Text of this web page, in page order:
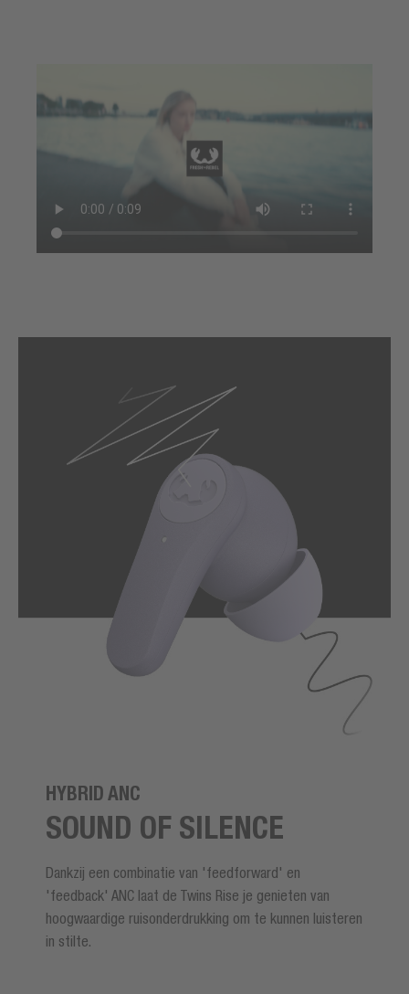
HYBRID ANC
SOUND OF SILENCE
Dankzij een combinatie van 'feedforward' en
'feedback' ANC laat de Twins Rise je genieten van
hoogwaardige ruisonderdrukking om te kunnen luisteren
in stilte.